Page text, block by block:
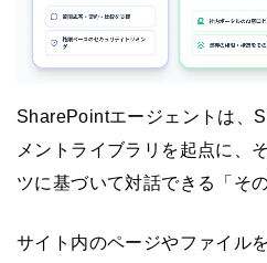
SharePointエージェントは、
メントライブラリを起点に、
ツに基づいて対話できる「そ
サイト内のページやファイル